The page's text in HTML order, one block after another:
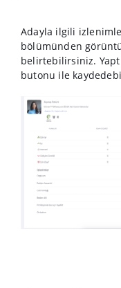
Adayla ilgili
bölümünden
belirtebilirsiniz.
butonu ile